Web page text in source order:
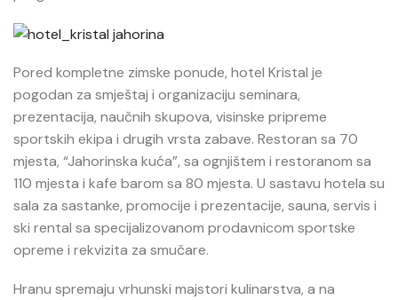
Pored kompletne zimske ponude, hotel Kristal je
pogodan za smještaj i organizaciju seminara,
prezentacija, naučnih skupova, visinske pripreme
sportskih ekipa i drugih vrsta zabave. Restoran sa 70
mjesta, “Jahorinska kuća”, sa ognjištem i restoranom sa
110 mjesta i kafe barom sa 80 mjesta. U sastavu hotela su
sala za sastanke, promocije i prezentacije, sauna, servis i
ski rental sa specijalizovanom prodavnicom sportske
opreme i rekvizita za smučare.
Hranu spremaju vrhunski majstori kulinarstva, a na